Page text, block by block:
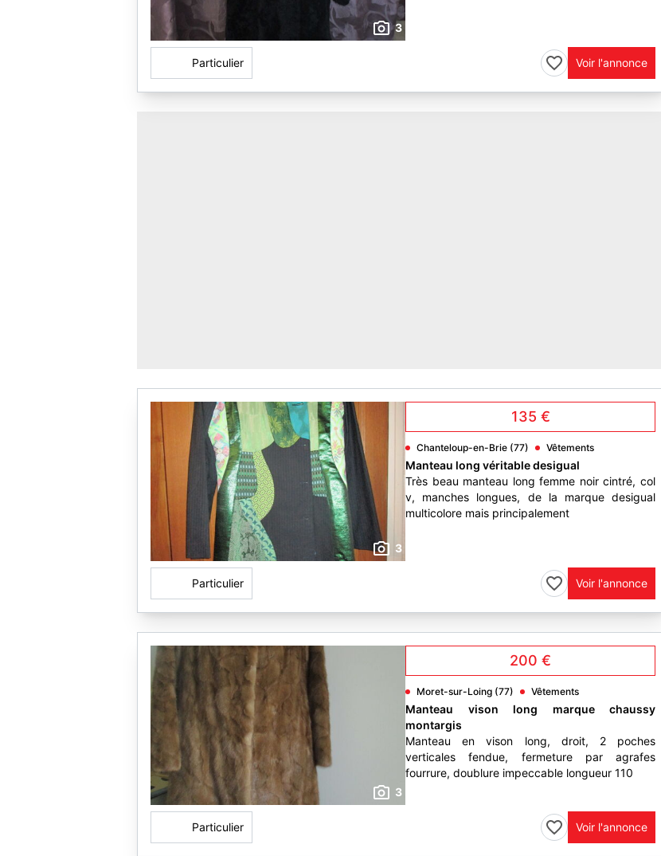
3
Particulier Voir l'annonce
3
135 €
Chanteloup-en-Brie (77) Vêtements
Manteau long véritable desigual
Très beau manteau long femme noir cintré, col
v, manches longues, de la marque desigual
multicolore mais principalement
Particulier Voir l'annonce
3
200 €
Moret-sur-Loing (77) Vêtements
Manteau vison long marque chaussy
montargis
Manteau en vison long, droit, 2 poches
verticales fendue, fermeture par agrafes
fourrure, doublure impeccable longueur 110
Particulier Voir l'annonce